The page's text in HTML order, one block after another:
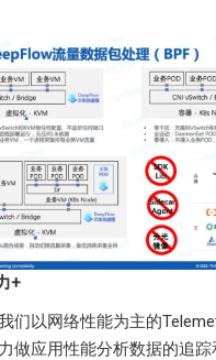
+
们以网络性能为主的
做应用性能分析数据的追